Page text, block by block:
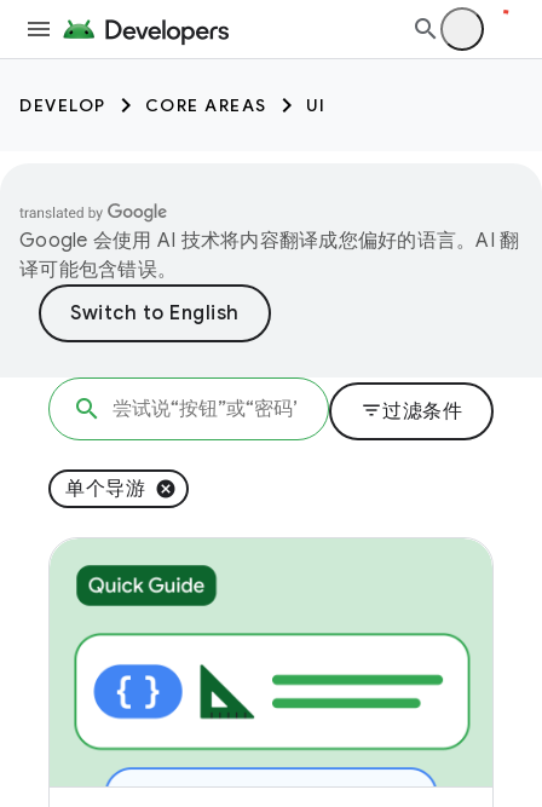
DEVELOP CORE AREAS UI
Google 会使用 AI 技术将内容翻译成您偏好的语言。AI 翻
译可能包含错误。
filter_list过滤条件
单个导游